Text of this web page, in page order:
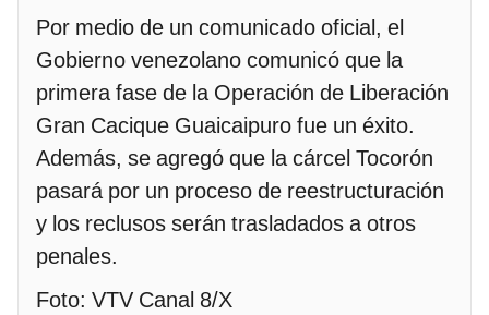
Por medio de un comunicado oficial, el
Gobierno venezolano comunicó que la
primera fase de la Operación de Liberación
Gran Cacique Guaicaipuro fue un éxito.
Además, se agregó que la cárcel Tocorón
pasará por un proceso de reestructuración
y los reclusos serán trasladados a otros
penales.
Foto: VTV Canal 8/X